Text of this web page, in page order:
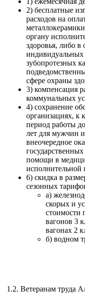
2) бесплатные
расходов на
органу
здоровья, либо в
индивидуальных
зубопротезных
сфере охраны
3) компенсация
коммунальных
4) сохранение
организациях, к
период работы
лет для мужчин
внеочередное
помощи в
исполнительной
6) скидка в
сезонных
а)
скорых и
стоимости
вагонов 3
вагонах 2
б) водном
1.2. Ветеранам труда